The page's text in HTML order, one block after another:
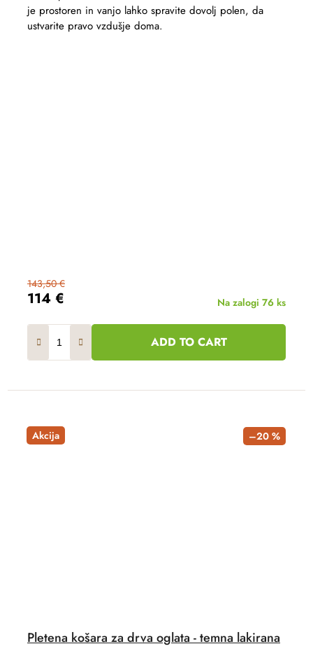
114 €
143,50 €
Na zalogi 76 ks
ADD TO CART
je prostoren in vanjo lahko spravite dovolj polen, da
ustvarite pravo vzdušje doma.
Akcija –20 %
Pletena košara za drva oglata - temna lakirana